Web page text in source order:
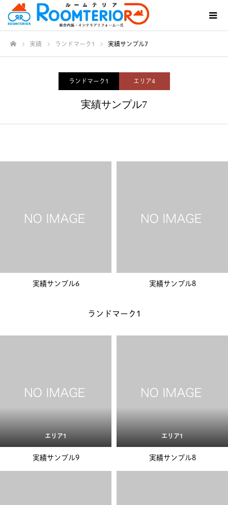
実績 ランドマーク1 実績サンプル7
ランドマーク1 エリア4
実績サンプル7
実績サンプル6 実績サンプル8
ランドマーク1
エリア1
実績サンプル9
エリア1
実績サンプル8